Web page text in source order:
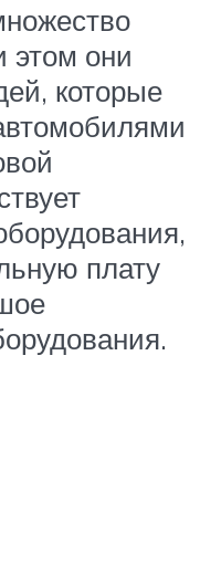
этом они
которые
плату